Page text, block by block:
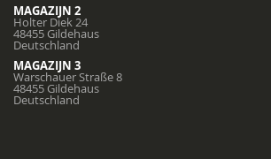
MAGAZIJN 2
Holter Diek 24
48455 Gildehaus
Deutschland
MAGAZIJN 3
Warschauer Straße 8
48455 Gildehaus
Deutschland